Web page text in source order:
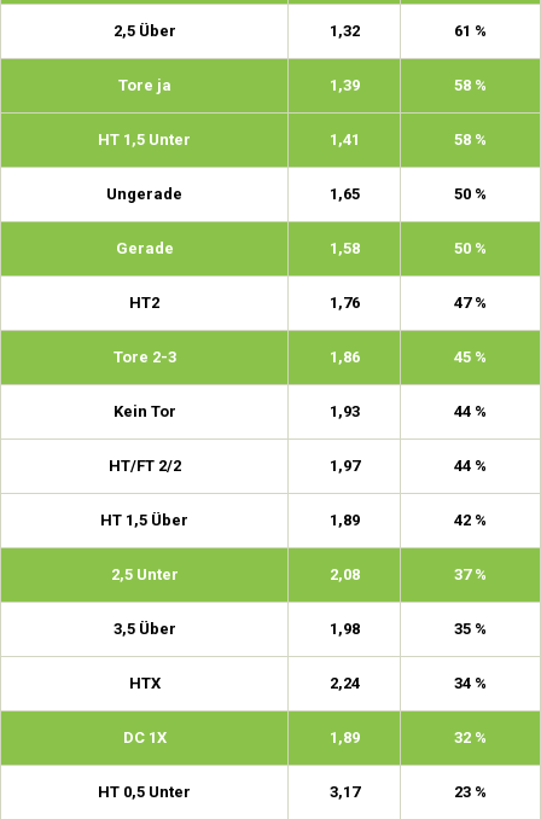
2,5 Über 1,32 61 %
Tore ja 1,39 58 %
HT 1,5 Unter 1,41 58 %
Ungerade 1,65 50 %
Gerade 1,58 50 %
HT2 1,76 47 %
Tore 2-3 1,86 45 %
Kein Tor 1,93 44 %
HT/FT 2/2 1,97 44 %
HT 1,5 Über 1,89 42 %
2,5 Unter 2,08 37 %
3,5 Über 1,98 35 %
HTX 2,24 34 %
DC 1X 1,89 32 %
HT 0,5 Unter 3,17 23 %